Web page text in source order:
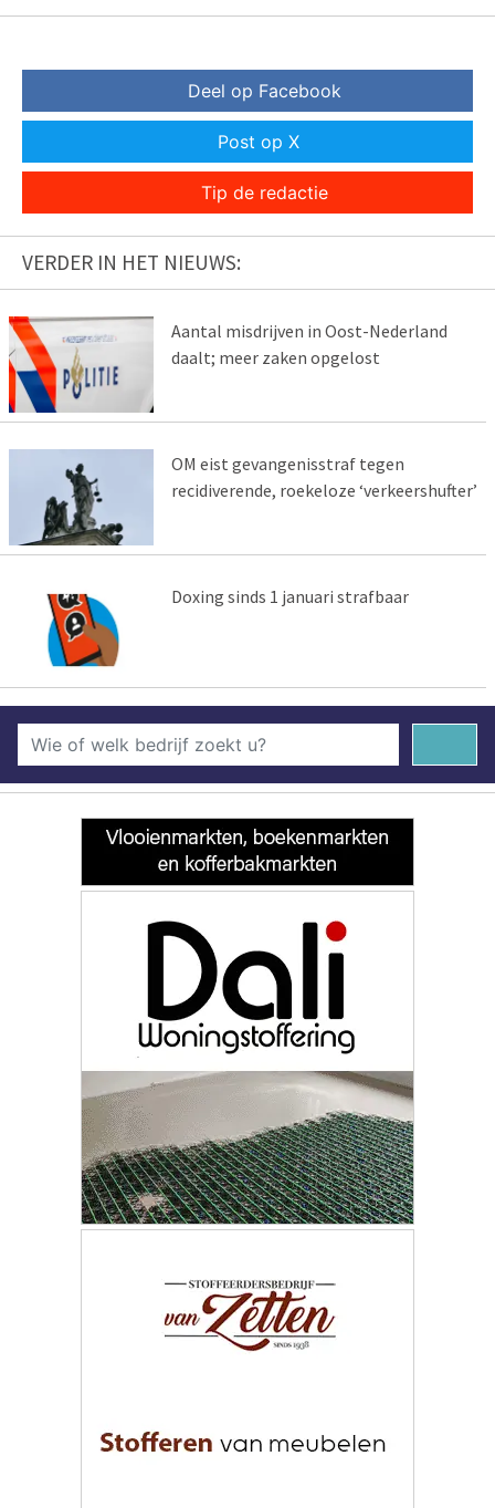
Deel op Facebook
Post op X
Tip de redactie
VERDER IN HET NIEUWS:
Aantal misdrijven in Oost-Nederland
daalt; meer zaken opgelost
OM eist gevangenisstraf tegen
recidiverende, roekeloze ‘verkeershufter’
Doxing sinds 1 januari strafbaar